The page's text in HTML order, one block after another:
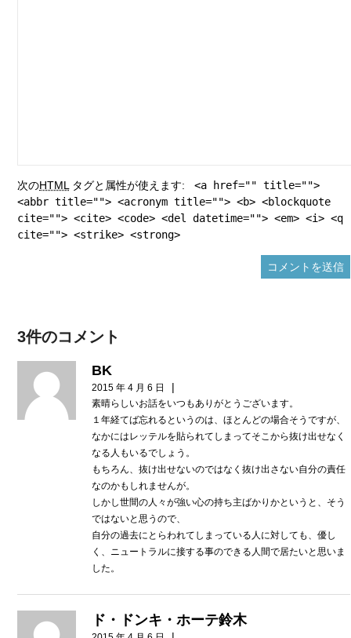
次のHTML タグと属性が使えます:
<a href="" title="">
<abbr title=""> <acronym title=""> <b> <blockquote
cite=""> <cite> <code> <del datetime=""> <em> <i> <q
cite=""> <strike> <strong>
3件のコメント
BK
2015 年 4 月 6 日 |
素晴らしいお話をいつもありがとうございます。
１年経てば忘れるというのは、ほとんどの場合そうですが、
なかにはレッテルを貼られてしまってそこから抜け出せなく
なる人もいるでしょう。
もちろん、抜け出せないのではなく抜け出さない自分の責任
なのかもしれませんが。
しかし世間の人々が強い心の持ち主ばかりかというと、そう
ではないと思うので、
自分の過去にとらわれてしまっている人に対しても、優し
く、ニュートラルに接する事のできる人間で居たいと思いま
した。
ド・ドンキ・ホーテ鈴木